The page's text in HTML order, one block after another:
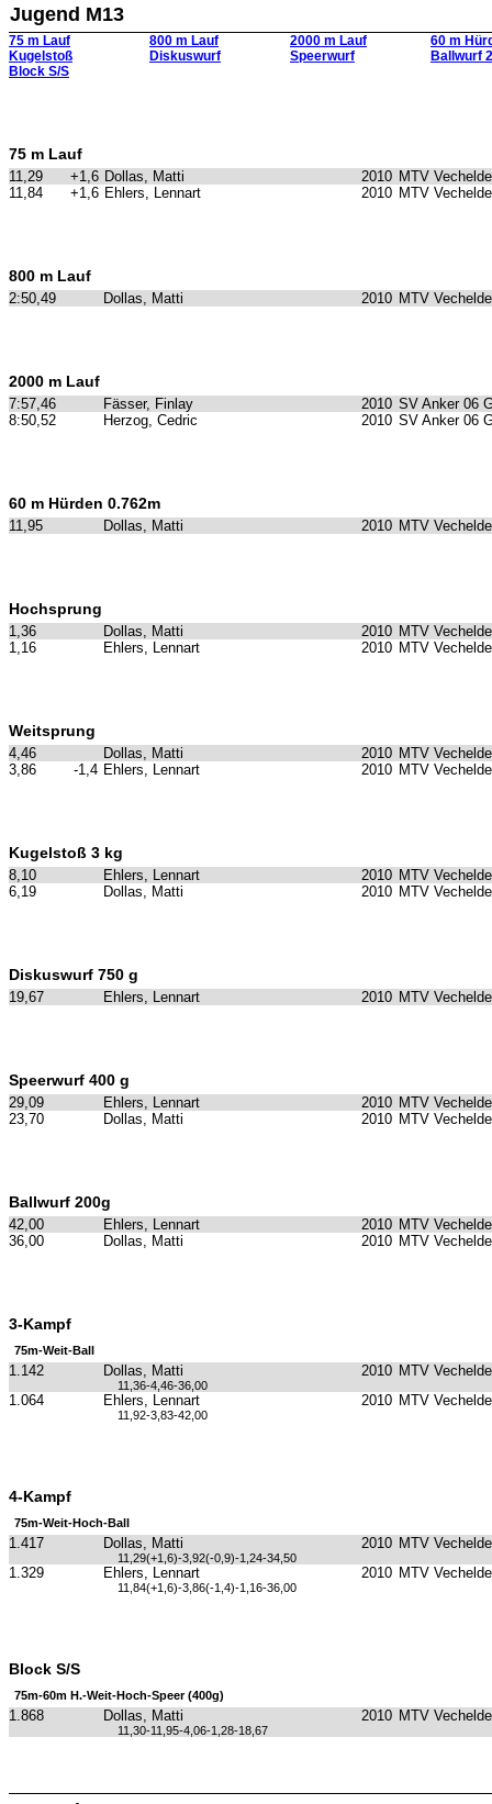
Jugend M13
75 m Lauf 800 m Lauf 2000 m Lauf
60 m
Kugelstoß
Diskuswurf Speerwurf
Ballwurf
Block S/S
75 m Lauf
11,29 +1,6 Dollas, Matti 2010 MTV Vechelde
11,84
+1,6 Ehlers, Lennart 2010 MTV Vechelde
800 m Lauf
2:50,49 Dollas, Matti 2010 MTV Vechelde
2000 m Lauf
7:57,46 Fässer, Finlay 2010 SV Anker 06
8:50,52
Herzog, Cedric 2010 SV Anker 06
60 m Hürden 0.762m
11,95 Dollas, Matti 2010 MTV Vechelde
Hochsprung
1,36 Dollas, Matti 2010 MTV Vechelde
1,16
Ehlers, Lennart 2010 MTV Vechelde
Weitsprung
4,46 Dollas, Matti 2010 MTV Vechelde
3,86
-1,4 Ehlers, Lennart 2010 MTV Vechelde
Kugelstoß 3 kg
8,10 Ehlers, Lennart 2010 MTV Vechelde
6,19
Dollas, Matti 2010 MTV Vechelde
Diskuswurf 750 g
19,67 Ehlers, Lennart 2010 MTV Vechelde
Speerwurf 400 g
29,09 Ehlers, Lennart 2010 MTV Vechelde
23,70
Dollas, Matti 2010 MTV Vechelde
Ballwurf 200g
42,00 Ehlers, Lennart 2010 MTV Vechelde
36,00
Dollas, Matti 2010 MTV Vechelde
3-Kampf
75m-Weit-Ball
1.142 Dollas, Matti 2010 MTV Vechelde
11,36-4,46-36,00
1.064 Ehlers, Lennart 2010 MTV Vechelde
11,92-3,83-42,00
4-Kampf
75m-Weit-Hoch-Ball
1.417 Dollas, Matti 2010 MTV Vechelde
11,29(+1,6)-3,92(-0,9)-1,24-34,50
1.329 Ehlers, Lennart 2010 MTV Vechelde
11,84(+1,6)-3,86(-1,4)-1,16-36,00
Block S/S
75m-60m H.-Weit-Hoch-Speer (400g)
1.868 Dollas, Matti 2010 MTV Vechelde
11,30-11,95-4,06-1,28-18,67